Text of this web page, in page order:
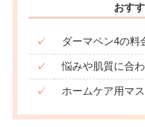
おす
✓ ダーマペン4の料
✓ 悩みや肌質に合
✓ ホームケア用マ